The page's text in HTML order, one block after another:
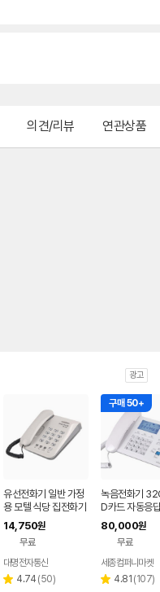
의견/리뷰 연관상품
광고
유선전화기 일반 가정
용 모텔 식당 집전화기
깔끔한 전화 매장
14,750원
무료
대명전자통신
별 4.74 리
(50)
구매 50+
녹음전화기
D카드 자동응
자표시 자동녹
80,000원
무료
세종컴퍼니마켓
별 4.81 리
(107)